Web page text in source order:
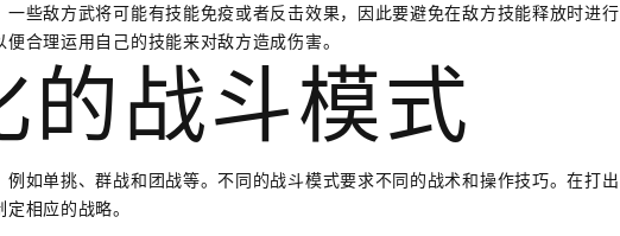
些敌方武将可能有技能免疫或者反击效果，因此要避免在敌方技能释放时进行
合理运用自己的技能来对敌方造成伤害。
的战斗模式
如单挑、群战和团战等。不同的战斗模式要求不同的战术和操作技巧。在打出
相应的战略。